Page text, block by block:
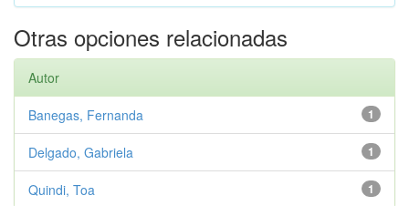
Otras opciones relacionadas
Autor
1
Banegas, Fernanda
1
Delgado, Gabriela
1
Quindi, Toa